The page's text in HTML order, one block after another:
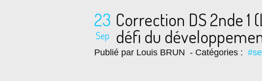
23
Sep
Correction DS 2nde 1
défi du
Publié par Louis BRUN - Catégories :